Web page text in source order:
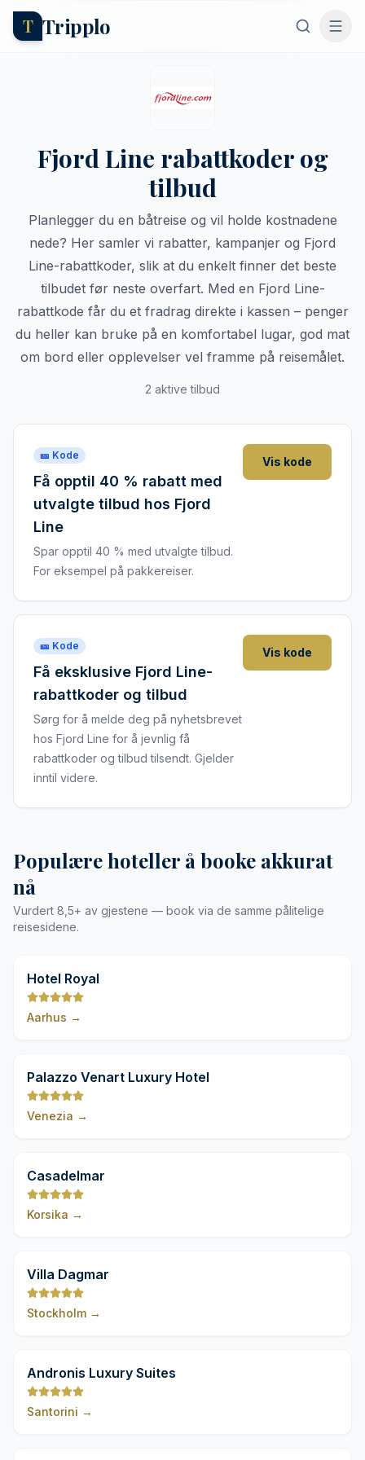
T Tripplo
Fjord Line rabattkoder og
tilbud
Planlegger du en båtreise og vil holde kostnadene
nede? Her samler vi rabatter, kampanjer og Fjord
Line-rabattkoder, slik at du enkelt finner det beste
tilbudet før neste overfart. Med en Fjord Line-
rabattkode får du et fradrag direkte i kassen – penger
du heller kan bruke på en komfortabel lugar, god mat
om bord eller opplevelser vel framme på reisemålet.
2 aktive tilbud
🎫 Kode
Få opptil 40 % rabatt med
utvalgte tilbud hos Fjord
Line
Spar opptil 40 % med utvalgte tilbud.
For eksempel på pakkereiser.
Vis kode
🎫 Kode
Få eksklusive Fjord Line-
rabattkoder og tilbud
Sørg for å melde deg på nyhetsbrevet
hos Fjord Line for å jevnlig få
rabattkoder og tilbud tilsendt. Gjelder
inntil videre.
Vis kode
Populære hoteller å booke akkurat
nå
Vurdert 8,5+ av gjestene — book via de samme pålitelige
reisesidene.
Hotel Royal
Aarhus →
Palazzo Venart Luxury Hotel
Venezia →
Casadelmar
Korsika →
Villa Dagmar
Stockholm →
Andronis Luxury Suites
Santorini →